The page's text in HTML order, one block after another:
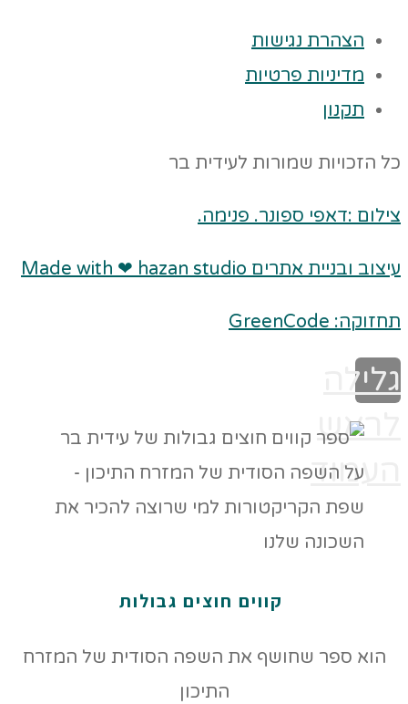
הצהרת נגישות
מדיניות פרטיות
תקנון
כל הזכויות שמורות לעידית בר
צילום :דאפי ספונר. פנימה.
עיצוב ובניית אתרים Made with ❤ hazan studio
תחזוקה: GreenCode
גלילה
לראש
העמוד
קווים חוצים גבולות
הוא ספר שחושף את השפה הסודית של המזרח
התיכון